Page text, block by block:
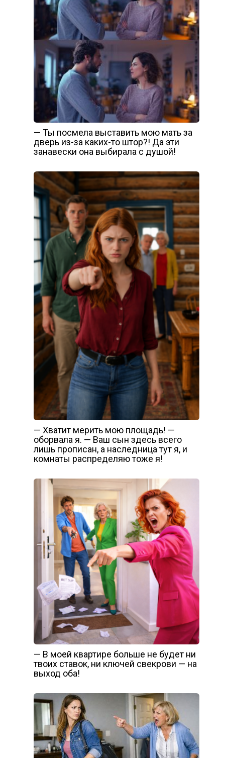
— Ты посмела выставить мою мать за
дверь из-за каких-то штор?! Да эти
занавески она выбирала с душой!
— Хватит мерить мою площадь! —
оборвала я. — Ваш сын здесь всего
лишь прописан, а наследница тут я, и
комнаты распределяю тоже я!
— В моей квартире больше не будет ни
твоих ставок, ни ключей свекрови — на
выход оба!